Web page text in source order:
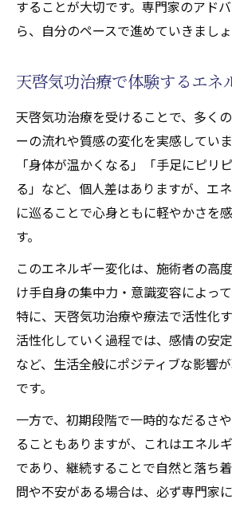
することが大切です。専門家のアド
ら、自分のペースで進めていきましょ
天啓気功治療で体験するエネ
天啓気功治療を受けることで、多く
ーの流れや質感の変化を実感してい
「身体が温かくなる」「手足にピリ
る」など、個人差はありますが、エ
に巡ることで心身ともに軽やかさを
す。
このエネルギー変化は、施術者の高
け手自身の集中力・意識変容によって
特に、天啓気功治療や療法で活性化
活性化していく過程では、感情の安
など、生活全般にポジティブな影響
です。
一方で、初期段階で一時的なだるさ
ることもありますが、これはエネル
であり、継続することで自然と落ち
問や不安がある場合は、必ず専門家